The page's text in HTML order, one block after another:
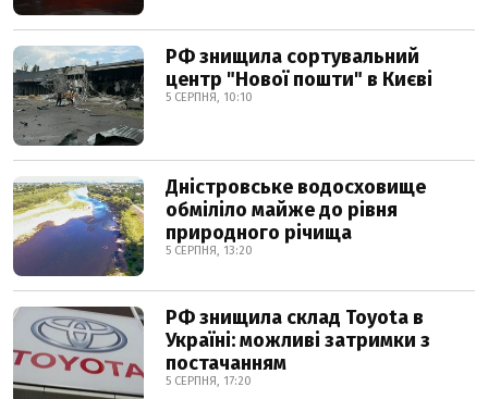
РФ знищила сортувальний
центр "Нової пошти" в Києві
5 СЕРПНЯ, 10:10
Дністровське водосховище
обміліло майже до рівня
природного річища
5 СЕРПНЯ, 13:20
РФ знищила склад Toyota в
Україні: можливі затримки з
постачанням
5 СЕРПНЯ, 17:20